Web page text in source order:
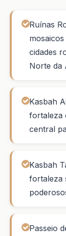
Ruínas
cidades
Norte da
Kasbah
fortaleza
central
Kasbah
fortaleza
Passeio